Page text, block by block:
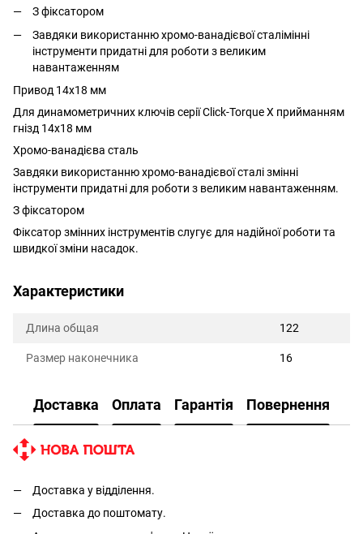
З фіксатором
Завдяки використанню хромо-ванадієвої сталімінні
інструменти придатні для роботи з великим
навантаженням
Привод 14x18 мм
Для динамометричних ключів серії Click-Torque X прийманням
гнізд 14x18 мм
Хромо-ванадієва сталь
Завдяки використанню хромо-ванадієвої сталі змінні
інструменти придатні для роботи з великим навантаженням.
З фіксатором
Фіксатор змінних інструментів слугує для надійної роботи та
швидкої зміни насадок.
Характеристики
Длина общая 122
Размер наконечника 16
Доставка Оплата Гарантія Повернення
Доставка у відділення.
Доставка до поштомату.